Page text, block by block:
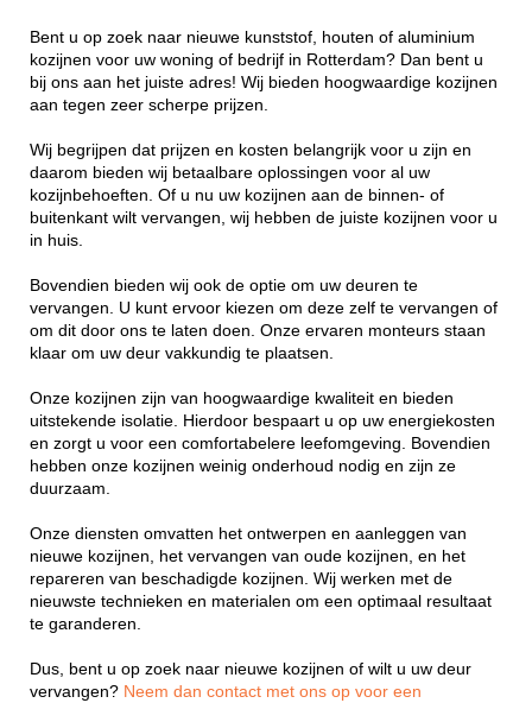
Bent u op zoek naar nieuwe kunststof, houten of aluminium
kozijnen voor uw woning of bedrijf in Rotterdam? Dan bent u
bij ons aan het juiste adres! Wij bieden hoogwaardige kozijnen
aan tegen zeer scherpe prijzen.
Wij begrijpen dat prijzen en kosten belangrijk voor u zijn en
daarom bieden wij betaalbare oplossingen voor al uw
kozijnbehoeften. Of u nu uw kozijnen aan de binnen- of
buitenkant wilt vervangen, wij hebben de juiste kozijnen voor u
in huis.
Bovendien bieden wij ook de optie om uw deuren te
vervangen. U kunt ervoor kiezen om deze zelf te vervangen of
om dit door ons te laten doen. Onze ervaren monteurs staan
klaar om uw deur vakkundig te plaatsen.
Onze kozijnen zijn van hoogwaardige kwaliteit en bieden
uitstekende isolatie. Hierdoor bespaart u op uw energiekosten
en zorgt u voor een comfortabelere leefomgeving. Bovendien
hebben onze kozijnen weinig onderhoud nodig en zijn ze
duurzaam.
Onze diensten omvatten het ontwerpen en aanleggen van
nieuwe kozijnen, het vervangen van oude kozijnen, en het
repareren van beschadigde kozijnen. Wij werken met de
nieuwste technieken en materialen om een optimaal resultaat
te garanderen.
Dus, bent u op zoek naar nieuwe kozijnen of wilt u uw deur
vervangen? Neem dan contact met ons op voor een